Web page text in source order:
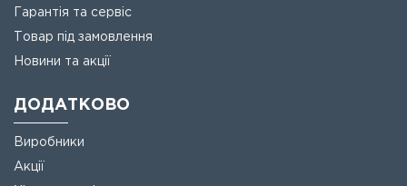
Гарантія та сервіс
Товар під замовлення
Новини та акції
ДОДАТКОВО
Виробники
Акції